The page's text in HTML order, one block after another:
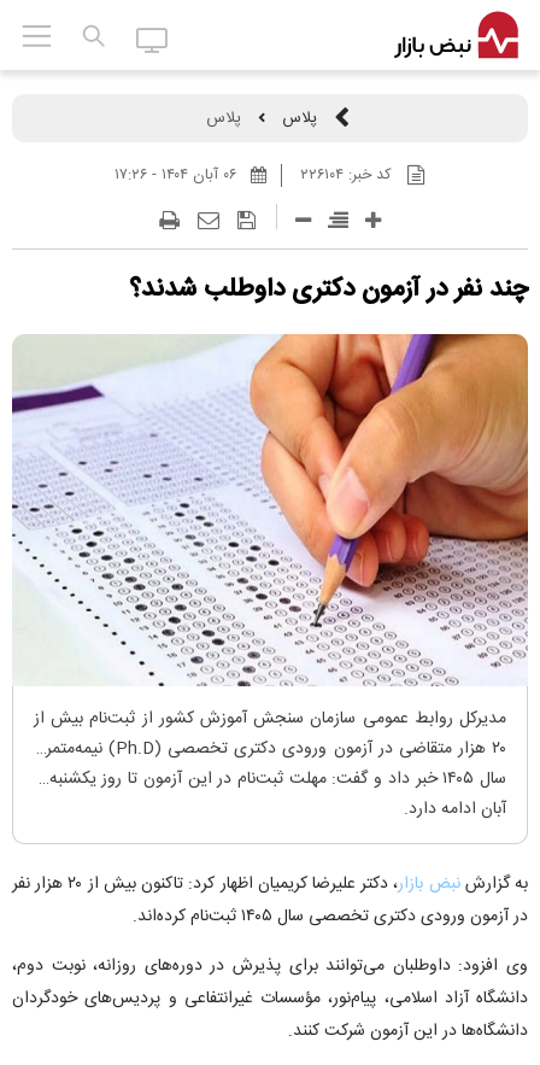
پلاس پلاس
کد خبر: ۲۲۶۱۰۴
چند نفر در آزمون دکتری داوطلب شدند؟
مدیرکل روابط عمومی سازمان سنجش آموزش کشور از ثبت‌نام بیش از
۲۰ هزار متقاضی در آزمون ورودی دکتری تخصصی (Ph.D) نیمه‌متمرکز
سال ۱۴۰۵ خبر داد و گفت: مهلت ثبت‌نام در این آزمون تا روز یکشنبه ۱۱
آبان ادامه دارد.
به گزارشنبض بازار
، دکتر علیرضا کریمیان اظهار کرد: تاکنون بیش از ۲۰ هزار نفر
در آزمون ورودی دکتری تخصصی سال ۱۴۰۵ ثبت‌نام کرده‌اند.
وی افزود: داوطلبان می‌توانند برای پذیرش در دوره‌های روزانه، نوبت دوم،
دانشگاه آزاد اسلامی، پیام‌نور، مؤسسات غیرانتفاعی و پردیس‌های خودگردان
دانشگاه‌ها در این آزمون شرکت کنند.